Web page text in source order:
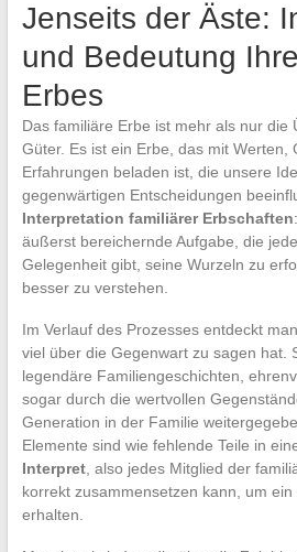
Jenseits der Äste:
und Bedeutung
Erbes
Das familiäre Erbe ist mehr als nur die
Güter. Es ist ein Erbe, das mit Werten,
Erfahrungen beladen ist, die unsere
gegenwärtigen Entscheidungen
Interpretation familiärer Erbschaften
äußerst bereichernde Aufgabe, die
Gelegenheit gibt, seine Wurzeln zu
besser zu verstehen.
Im Verlauf des Prozesses entdeckt
viel über die Gegenwart zu sagen hat.
legendäre Familiengeschichten,
sogar durch die wertvollen
Generation in der Familie
Elemente sind wie fehlende Teile in
Interpret, also jedes Mitglied der
korrekt zusammensetzen kann, um
erhalten.